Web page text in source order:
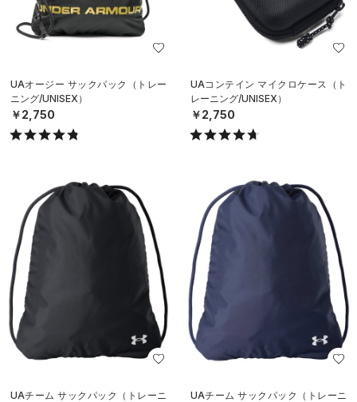
UAオージー サックパック（トレー
ニング/UNISEX）
￥2,750
UAコンテイン マイクロケース（ト
レーニング/UNISEX）
￥2,750
UAチーム サックパック（トレーニ
UAチーム サックパック（トレーニ